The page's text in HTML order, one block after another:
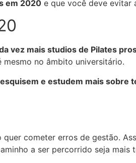
em 2020 e que você deve evitar
vez mais studios de Pilates
no âmbito universitário.
e estudem mais sobre
cometer erros de gestão.
a ser percorrido seja mais